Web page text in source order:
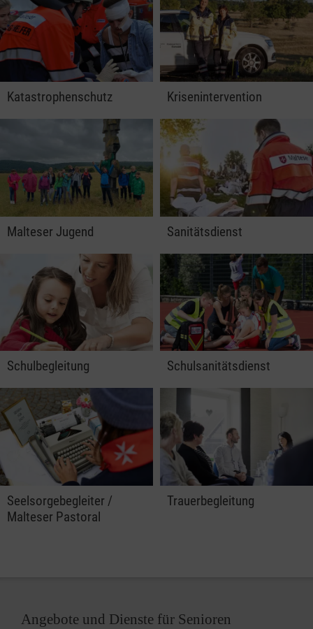
Katastrophenschutz Krisenintervention
Malteser Jugend Sanitätsdienst
Schulbegleitung Schulsanitätsdienst
Seelsorgebegleiter /
Malteser Pastoral
Trauerbegleitung
Angebote und Dienste für Senioren